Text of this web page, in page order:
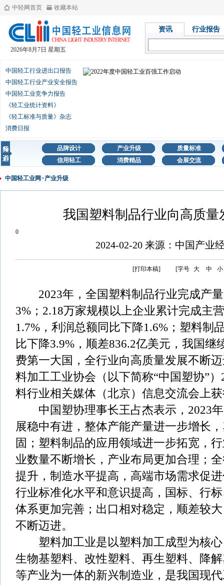
中轻网首页 收藏本站
2026年8月7日 星期五
资讯 行业报告
中国轻工行业进出口报告
中国轻工行业产业安全报告
中国轻工业竞争力报告
《轻工业统计资料》
《轻工标准与质量》杂志
消费日报
品牌设计 产业升级
质量标准
信用轻工
消费精品 会展交流
中国轻工业网>产业升级
我国塑料制品行业向高质量
0
2024-02-20 来源：中国产业
[打印本稿] [字号 大 中 小
2023年，全国塑料制品行业完成产量
3%；2.18万家规模以上企业累计完成主
1.7%，利润总额同比下降1.6%；塑料制
比下降3.9%，顺差836.2亿美元，我国继
费第一大国，全行业向高质量发展不断
料加工工业协会（以下简称“中国塑协”
料行业相关媒体（北京）信息交流会上
中国塑协理事长王占杰表示，2023年
展稳中有进，整体产能产量进一步增长
固；塑料制品的应用领域进一步拓宽，
业数量不断增长，产业布局更加合理；
提升，制造水平提高，高端市场需求促
行业标准化水平和意识提高，国标、行
体系更加完善；出口相对稳定，顺差较
不断迈进。
塑料加工业是以塑料加工成型为核心
生物基塑料、改性塑料、再生塑料、降
等产业为一体的新兴制造业，是我国现